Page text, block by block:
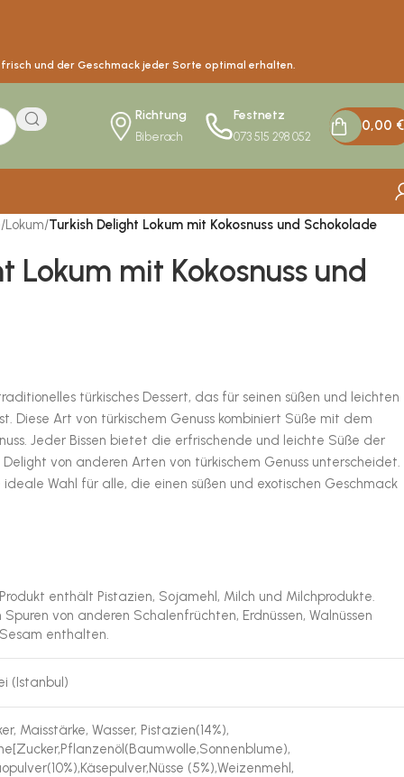
und der Geschmack jeder Sorte optimal erhalten.
Richtung
Biberach
Festnetz
073 515 298 052
0,00 €
/Lokum/Turkish Delight Lokum mit Kokosnuss und Schokolade
Lokum mit Kokosnuss und
türkisches Dessert, das für seinen süßen und leichten
Diese Art von türkischem Genuss kombiniert Süße mit dem
Jeder Bissen bietet die erfrischende und leichte Süße der
Delight von anderen Arten von türkischem Genuss unterscheidet.
ideale Wahl für alle, die einen süßen und exotischen Geschmack
enthält Pistazien, Sojamehl, Milch und Milchprodukte.
Spuren von anderen Schalenfrüchten, Erdnüssen, Walnüssen
enthalten.
(Istanbul)
Maisstärke, Wasser, Pistazien(14%),
(5%),Weizenmehl,